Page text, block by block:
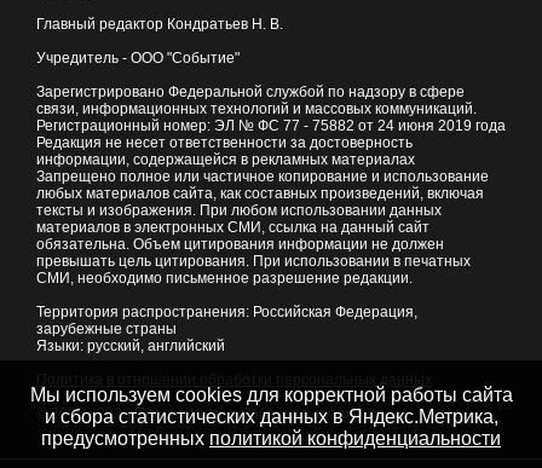
Главный редактор Кондратьев Н. В.
Учредитель - ООО "Событие"
Зарегистрировано Федеральной службой по надзору в сфере
связи, информационных технологий и массовых коммуникаций.
Регистрационный номер: ЭЛ № ФС 77 - 75882 от 24 июня 2019 года
Редакция не несет ответственности за достоверность
информации, содержащейся в рекламных материалах
Запрещено полное или частичное копирование и использование
любых материалов сайта, как составных произведений, включая
тексты и изображения. При любом использовании данных
материалов в электронных СМИ, ссылка на данный сайт
обязательна. Объем цитирования информации не должен
превышать цель цитирования. При использовании в печатных
СМИ, необходимо письменное разрешение редакции.
Территория распространения: Российская Федерация,
зарубежные страны
Языки: русский, английский
© 2007 - 2026Портал Читы и Забайкальского края
Мы используем cookies для корректной работы сайта
и сбора статистических данных в Яндекс.Метрика,
предусмотренных политикой конфиденциальности